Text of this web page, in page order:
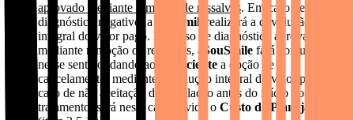
aprovado mediante remoção de ressalvas. Em caso de
diagnóstico negativo, a
SouSmile
realizará a devolução
integral do valor pago. Em caso de diagnóstico aprovado
mediante remoção de ressalvas, a
SouSmile fará comunicação
nesse sentido, dando ao(à)
Paciente a opção de
cancelamento, mediante devolução integral do valor pago. Em
caso de não aceitação da simulação antes do início do
tratamento, será neste caso devido o Custo de Planejamento